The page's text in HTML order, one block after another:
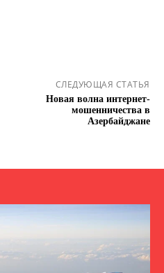
СЛЕДУЮЩАЯ СТАТЬЯ
Новая волна интернет-
мошенничества в
Азербайджане